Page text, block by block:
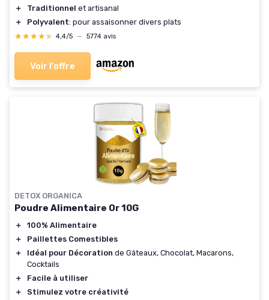
＋
Traditionnel et artisanal
＋
Polyvalent: pour assaisonner divers plats
★★★★★
★★★★★ 4,4/5 — 5774 avis
Voir l'offre
DETOX ORGANICA
Poudre Alimentaire Or 10G
＋
100% Alimentaire
＋
Paillettes Comestibles
＋
Idéal pour Décoration de Gâteaux, Chocolat, Macarons,
Cocktails
＋
Facile à utiliser
＋
Stimulez votre créativité